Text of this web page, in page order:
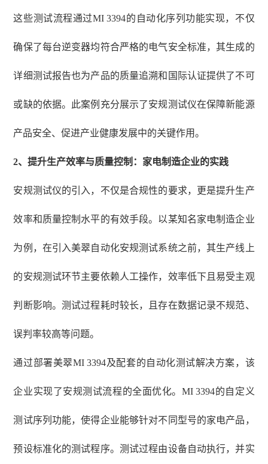
这些测试流程通过MI 3394的自动化序列功能实现，不仅
确保了每台逆变器均符合严格的电气安全标准，其生成的
详细测试报告也为产品的质量追溯和国际认证提供了不可
或缺的依据。此案例充分展示了安规测试仪在保障新能源
产品安全、促进产业健康发展中的关键作用。
2、提升生产效率与质量控制：家电制造企业的实践
安规测试仪的引入，不仅是合规性的要求，更是提升生产
效率和质量控制水平的有效手段。以某知名家电制造企业
为例，在引入美翠自动化安规测试系统之前，其生产线上
的安规测试环节主要依赖人工操作，效率低下且易受主观
判断影响。测试过程耗时较长，且存在数据记录不规范、
误判率较高等问题。
通过部署美翠MI 3394及配套的自动化测试解决方案，该
企业实现了安规测试流程的全面优化。MI 3394的自定义
测试序列功能，使得企业能够针对不同型号的家电产品，
预设标准化的测试程序。测试过程由设备自动执行，并实